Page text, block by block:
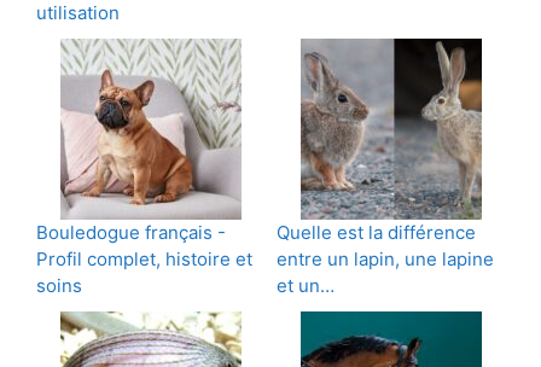
utilisation
Bouledogue français -
Profil complet, histoire et
soins
Quelle est la différence
entre un lapin, une lapine
et un…